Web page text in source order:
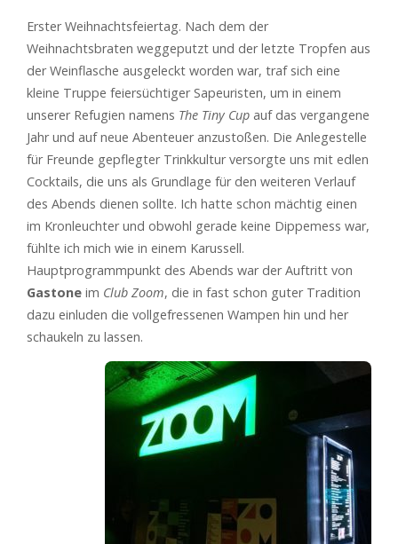
Erster Weihnachtsfeiertag. Nach dem der
Weihnachtsbraten weggeputzt und der letzte Tropfen aus
der Weinflasche ausgeleckt worden war, traf sich eine
kleine Truppe feiersüchtiger Sapeuristen, um in einem
unserer Refugien namens The Tiny Cup auf das vergangene
Jahr und auf neue Abenteuer anzustoßen. Die Anlegestelle
für Freunde gepflegter Trinkkultur versorgte uns mit edlen
Cocktails, die uns als Grundlage für den weiteren Verlauf
des Abends dienen sollte. Ich hatte schon mächtig einen
im Kronleuchter und obwohl gerade keine Dippemess war,
fühlte ich mich wie in einem Karussell.
Hauptprogrammpunkt des Abends war der Auftritt von
Gastone im Club Zoom, die in fast schon guter Tradition
dazu einluden die vollgefressenen Wampen hin und her
schaukeln zu lassen.